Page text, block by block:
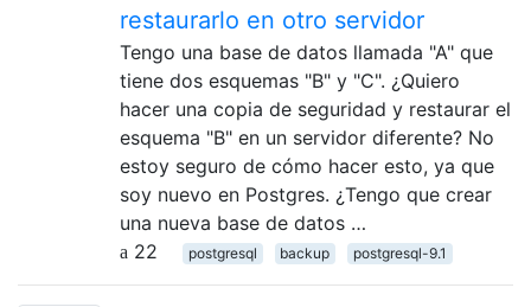
restaurarlo en otro servidor
Tengo una base de datos llamada "A" que
tiene dos esquemas "B" y "C". ¿Quiero
hacer una copia de seguridad y restaurar el
esquema "B" en un servidor diferente? No
estoy seguro de cómo hacer esto, ya que
soy nuevo en Postgres. ¿Tengo que crear
una nueva base de datos …
22
postgresql backup postgresql-9.1